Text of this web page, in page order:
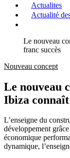
Actualites
Actualité
Le nouveau
franc succès
Nouveau concept
Le nouveau
Ibiza
L’enseigne du
développement
économique
dynamique,